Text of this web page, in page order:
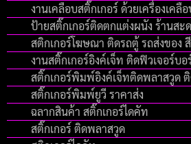
งานเคลือบสติ๊กเกอร์ ด้วยเครื่องเคลื
ป้ายสติ๊กเกอร์ติดตกแต่งผนัง ร้านสะ
สติกเกอร์โฆษณา ติดรถตู้ รถส่งของ
งานสติ๊กเกอร์อิงค์เจ็ท ติดฟิวเจอร์บอ
สติ๊กเกอร์พิมพ์อิงค์เจ็ทติดพลาสวูด
สติ๊กเกอร์พิมพ์ยูวี ราคาส่ง
ฉลากสินค้า สติ๊กเกอร์ไดคัท
สติ๊กเกอร์ ติดพลาสวูด